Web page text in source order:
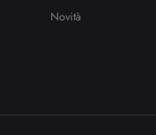
Novità